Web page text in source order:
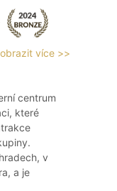
více >>
centrum
které
v
a je